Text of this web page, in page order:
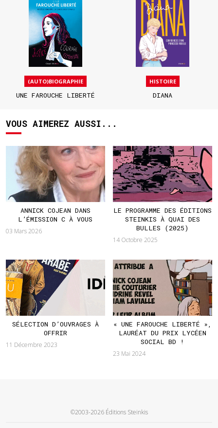
(AUTO)BIOGRAPHIE
UNE FAROUCHE LIBERTÉ
HISTOIRE
DIANA
VOUS AIMEREZ AUSSI...
ANNICK COJEAN DANS
L’ÉMISSION C À VOUS
03 Mars 2026
LE PROGRAMME DES ÉDITIONS
STEINKIS À QUAI DES
BULLES (2025)
14 Octobre 2025
SÉLECTION D’OUVRAGES À
OFFRIR
11 Décembre 2023
« UNE FAROUCHE LIBERTÉ »,
LAURÉAT DU PRIX LYCÉEN
SOCIAL BD !
23 Mai 2024
©2003-2026 Éditions Steinkis